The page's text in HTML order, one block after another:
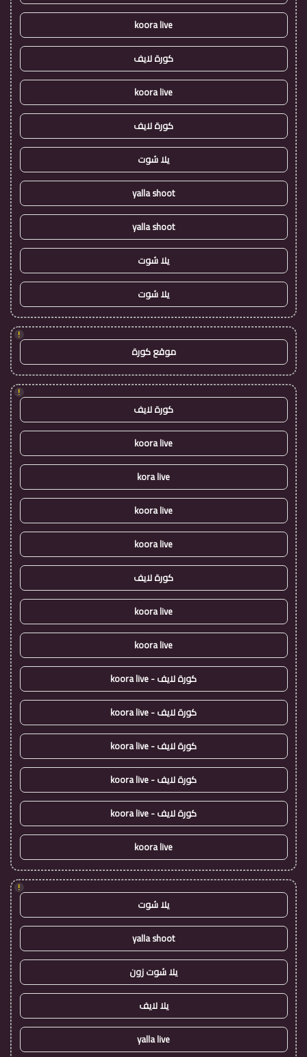
koora live
كورة لايف
koora live
كورة لايف
يلا شوت
yalla shoot
yalla shoot
يلا شوت
يلا شوت
!
موقع كورة
!
كورة لايف
koora live
kora live
koora live
koora live
كورة لايف
koora live
koora live
كورة لايف - koora live
كورة لايف - koora live
كورة لايف - koora live
كورة لايف - koora live
كورة لايف - koora live
koora live
!
يلا شوت
yalla shoot
يلا شوت زون
يلا لايف
yalla live